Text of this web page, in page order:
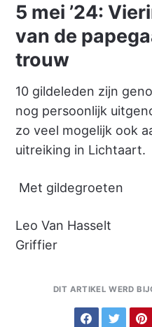
5 mei ’24:
van de
trouw
10 gildeleden zijn
nog persoonlijk
zo veel mogelijk ook
uitreiking in Lichtaart.
Met gildegroeten
Leo Van Hasselt
Griffier
DIT ARTIKEL WERD